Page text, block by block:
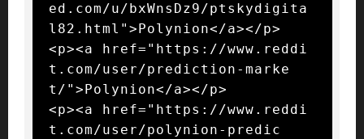
ed.com/u/bxWnsDz9/ptskydigita
l82.html">Polynion</a></p>
<p><a href="https://www.reddi
t.com/user/prediction-marke
t/">Polynion</a></p>
<p><a href="https://www.reddi
t.com/user/polynion-predic